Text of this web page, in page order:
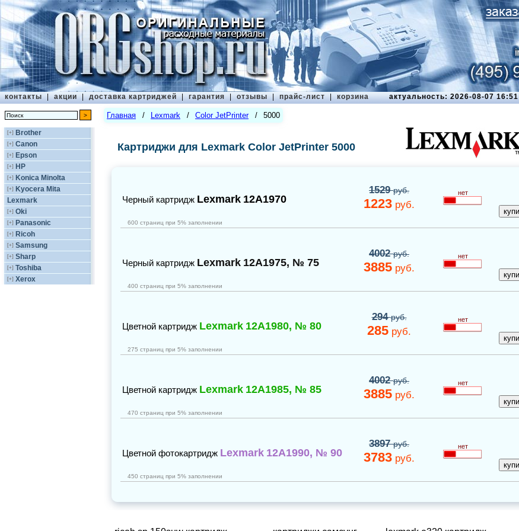
контакты | акции | доставка картриджей | гарантия | отзывы | прайс-лист | корзина актуальность: 2026-08-07 16:51
[+] Brother
[+] Canon
[+] Epson
[+] HP
[+] Konica Minolta
[+] Kyocera Mita
Lexmark
[+] Oki
[+] Panasonic
[+] Ricoh
[+] Samsung
[+] Sharp
[+] Toshiba
[+] Xerox
Главная / Lexmark / Color JetPrinter / 5000
Картриджи для Lexmark Color JetPrinter 5000
Черный картридж Lexmark 12A1970
1529руб.
1223 руб.
нет
600 страниц при 5% заполнении
Черный картридж Lexmark 12A1975, № 75
4002руб.
3885 руб.
нет
400 страниц при 5% заполнении
Цветной картридж Lexmark 12A1980, № 80
294руб.
285 руб.
нет
275 страниц при 5% заполнении
Цветной картридж Lexmark 12A1985, № 85
4002руб.
3885 руб.
нет
470 страниц при 5% заполнении
Цветной фотокартридж Lexmark 12A1990, № 90
3897руб.
3783 руб.
нет
450 страниц при 5% заполнении